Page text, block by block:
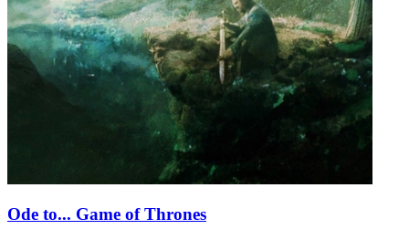
Ode to... Game of Thrones